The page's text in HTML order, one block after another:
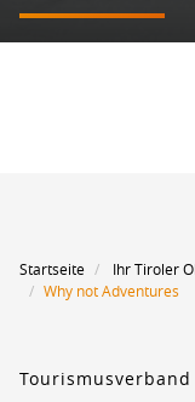
Startseite Ihr Tiroler
Why not Adventures